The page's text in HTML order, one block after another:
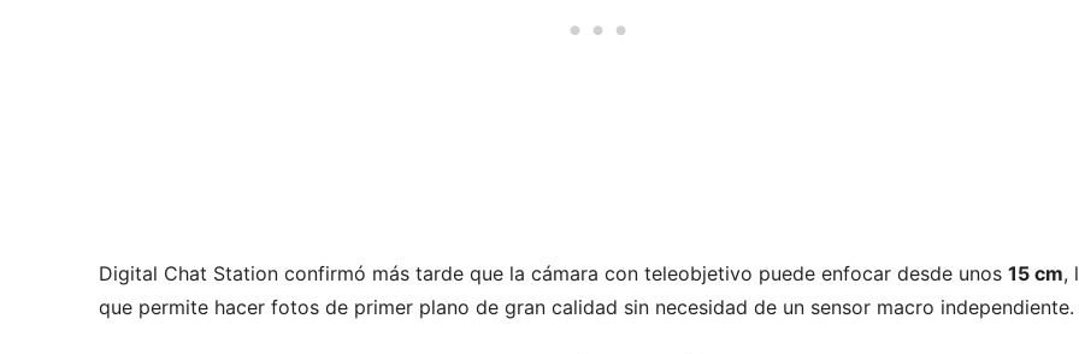
Digital Chat Station confirmó más tarde que la cámara con teleobjetivo puede enfocar desde unos 15 cm,
que permite hacer fotos de primer plano de gran calidad sin necesidad de un sensor macro independiente.